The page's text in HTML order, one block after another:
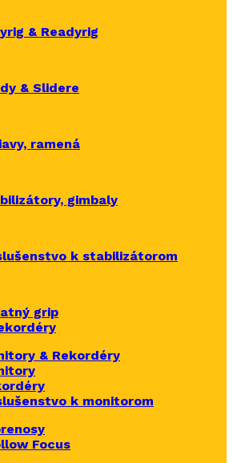
& Readyrig
& Slidere
ramená
gimbaly
k stabilizátorom
grip
& Rekordéry
k monitorom
Focus